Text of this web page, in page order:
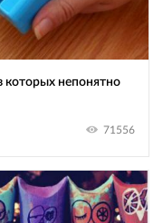
которых непонятно
71556